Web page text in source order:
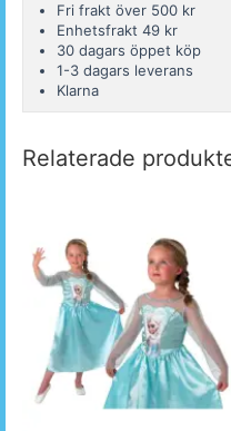
Fri frakt över 500 kr
Enhetsfrakt 49 kr
30 dagars öppet köp
1-3 dagars leverans
Klarna
Relaterade